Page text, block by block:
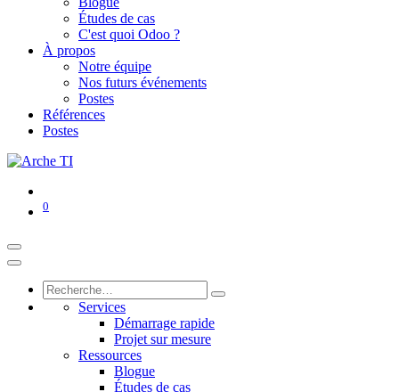
Études de cas
C'est quoi Odoo ?
À propos
Notre équipe
Nos futurs événements
Postes
Références
Postes
0
Services
Démarrage rapide
Projet sur mesure
Ressources
Blogue
Études de cas